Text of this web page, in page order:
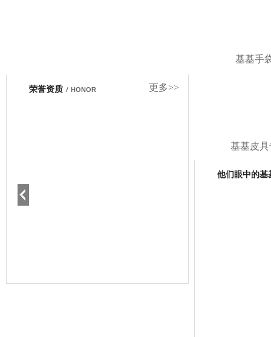
基基手
基基皮
更多>>
荣誉资质 / HONOR
他们眼中的基